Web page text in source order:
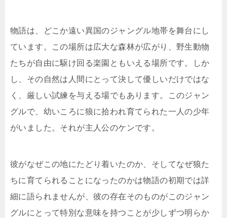
物語は、どこか遠い異国のジャングル地帯を舞台にし
ています。この場所は広大な森林が広がり、野生動物
たちが自由に駆け回る楽園ともいえる場所です。しか
し、その自然は人間にとって決して優しいだけではな
く、厳しい試練を与える場でもあります。このジャン
グルで、幼いころに狼に拾われ育てられた一人の少年
がいました。それが主人公のケンです。
彼がなぜこの地にたどり着いたのか、そしてなぜ狼た
ちに育てられることになったのかは物語の初期では詳
細に語られませんが、彼の存在そのものがこのジャン
グルにとって特別な意味を持つことが少しずつ明らか